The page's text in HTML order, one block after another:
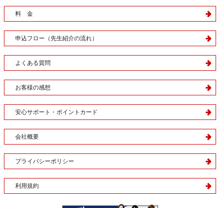
料 金
申込フロー（先生紹介の流れ）
よくある質問
お客様の感想
安心サポート・ポイントカード
会社概要
プライバシーポリシー
利用規約